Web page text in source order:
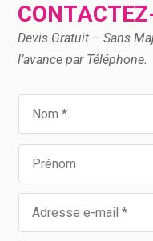
Devis Gratuit – Sans
l’avance par Téléphone.